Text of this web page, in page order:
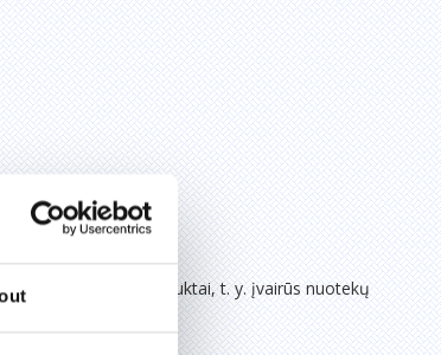
kad siūlomi produktai, t. y. įvairūs nuotekų